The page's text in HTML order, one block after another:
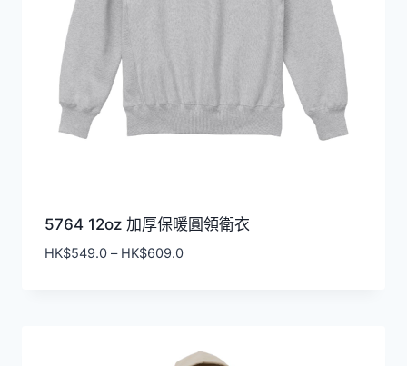
5764 12oz 加厚保暖圓領衛衣
HK$549.0 – HK$609.0價
到